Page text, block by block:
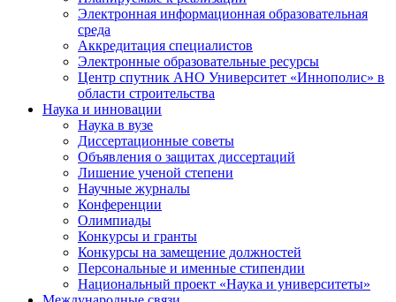
Электронная информационная образовательная
среда
Аккредитация специалистов
Электронные образовательные ресурсы
Центр спутник АНО Университет «Иннополис» в
области строительства
Наука и инновации
Наука в вузе
Диссертационные советы
Объявления о защитах диссертаций
Лишение ученой степени
Научные журналы
Конференции
Олимпиады
Конкурсы и гранты
Конкурсы на замещение должностей
Персональные и именные стипендии
Национальный проект «Наука и университеты»